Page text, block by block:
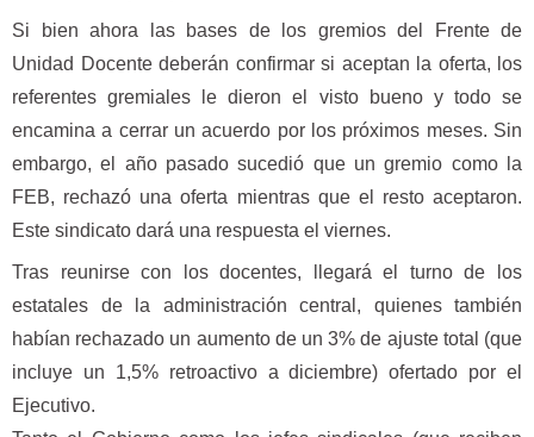
Si bien ahora las bases de los gremios del Frente de
Unidad Docente deberán confirmar si aceptan la oferta, los
referentes gremiales le dieron el visto bueno y todo se
encamina a cerrar un acuerdo por los próximos meses. Sin
embargo, el año pasado sucedió que un gremio como la
FEB, rechazó una oferta mientras que el resto aceptaron.
Este sindicato dará una respuesta el viernes.
Tras reunirse con los docentes, llegará el turno de los
estatales de la administración central, quienes también
habían rechazado un aumento de un 3% de ajuste total (que
incluye un 1,5% retroactivo a diciembre) ofertado por el
Ejecutivo.